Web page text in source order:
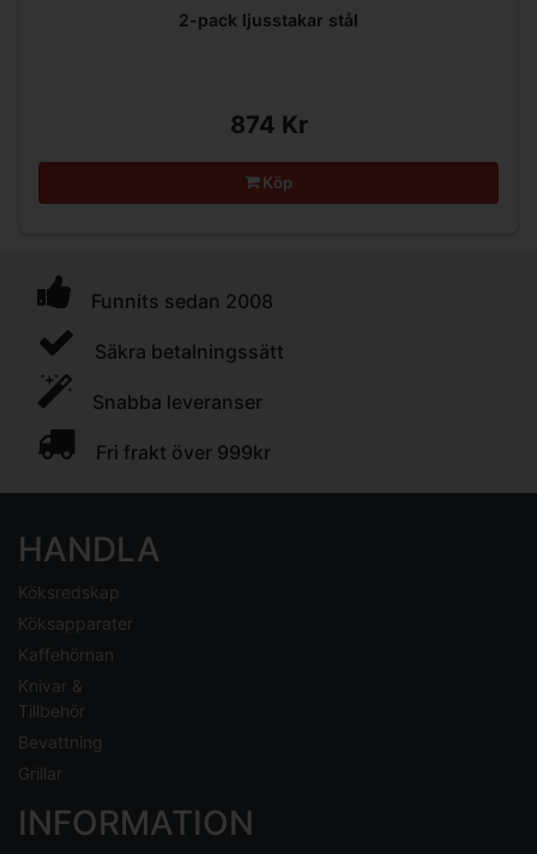
2-pack ljusstakar stål
874 Kr
Köp
Funnits sedan 2008
Säkra betalningssätt
Snabba leveranser
Fri frakt över 999kr
HANDLA
Köksredskap
Köksapparater
Kaffehörnan
Knivar &
Tillbehör
Bevattning
Grillar
INFORMATION